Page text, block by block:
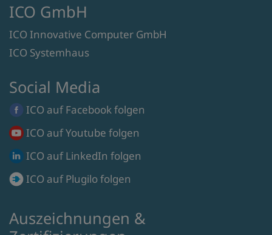
ICO GmbH
ICO Innovative Computer GmbH
ICO Systemhaus
Social Media
ICO aufFacebookfolgen
ICO aufYoutube folgen
ICO aufLinkedIn folgen
ICO aufPlugilofolgen
Auszeichnungen &